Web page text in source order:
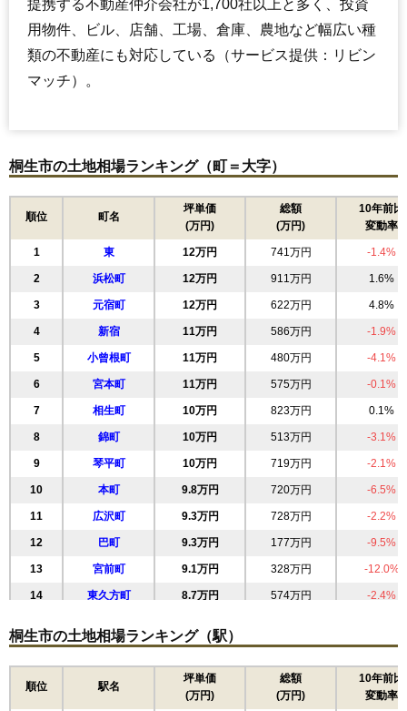
提携する不動産仲介会社が1,700社以上と多く、投資
用物件、ビル、店舗、工場、倉庫、農地など幅広い種
類の不動産にも対応している（サービス提供：リビン
マッチ）。
桐生市の土地相場ランキング（町＝大字）
順位 町名
坪単価
(万円)
総額
(万円)
10年前比
変動率
1 東 12万円 741万円 -1.4%
2 浜松町 12万円 911万円 1.6%
3 元宿町 12万円 622万円 4.8%
4 新宿 11万円 586万円 -1.9%
5 小曾根町 11万円 480万円 -4.1%
6 宮本町 11万円 575万円 -0.1%
7 相生町 10万円 823万円 0.1%
8 錦町 10万円 513万円 -3.1%
9 琴平町 10万円 719万円 -2.1%
10 本町 9.8万円 720万円 -6.5%
11 広沢町 9.3万円 728万円 -2.2%
12 巴町 9.3万円 177万円 -9.5%
13 宮前町 9.1万円 328万円 -12.0%
14 東久方町 8.7万円 574万円 -2.4%
16 境野町 8.0万円 626万円 -6.1%
7.7万円 577万円 -4.9%
7.6万円 311万円 -17.4%
桐生市の土地相場ランキング（駅）
順位 駅名
坪単価
(万円)
総額
(万円)
10年前比
変動率